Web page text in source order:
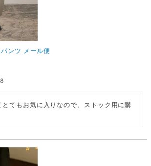
ンツ メール便
てもお気に入りなので、ストック用に購